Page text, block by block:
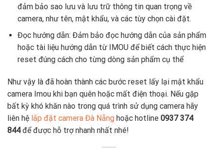
đảm bảo sao lưu và lưu trữ thông tin quan trọng về
camera, như tên, mật khẩu, và các tùy chọn cài đặt.
Đọc hướng dẫn: Đảm bảo đọc hướng dẫn của sản phẩm
hoặc tài liệu hướng dẫn từ IMOU để biết cách thực hiện
reset đúng cách cho từng dòng sản phẩm cụ thể
Như vậy là đã hoàn thành các bước reset lấy lại mật khẩu
camera Imou khi bạn quên hoặc mất điện thoại. Nếu gặp
bất kỳ khó khăn nào trong quá trình sử dụng camera hãy
liên hệ lắp đặt camera Đà Nẵng hoặc hotline 0937 374
844để được hỗ trợ nhanh nhất nhé!